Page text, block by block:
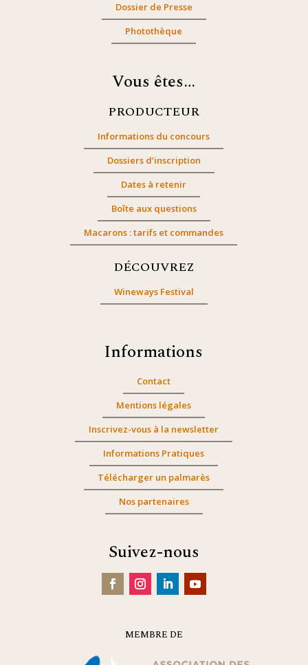
Dossier de Presse
Photothèque
Vous êtes…
PRODUCTEUR
Informations du concours
Dossiers d’inscription
Dates à retenir
Boîte aux questions
Macarons : tarifs et commandes
DÉCOUVREZ
Wineways Festival
Informations
Contact
Mentions légales
Inscrivez-vous à la newsletter
Informations Pratiques
Télécharger un palmarès
Nos partenaires
Suivez-nous
MEMBRE DE